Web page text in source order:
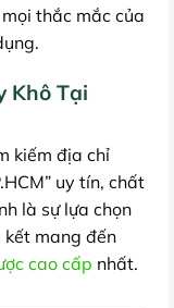
thắc mắc của
Khô Tại
kiếm địa chỉ
uy tín, chất
là sự lựa chọn
kết mang đến
cao cấp nhất.